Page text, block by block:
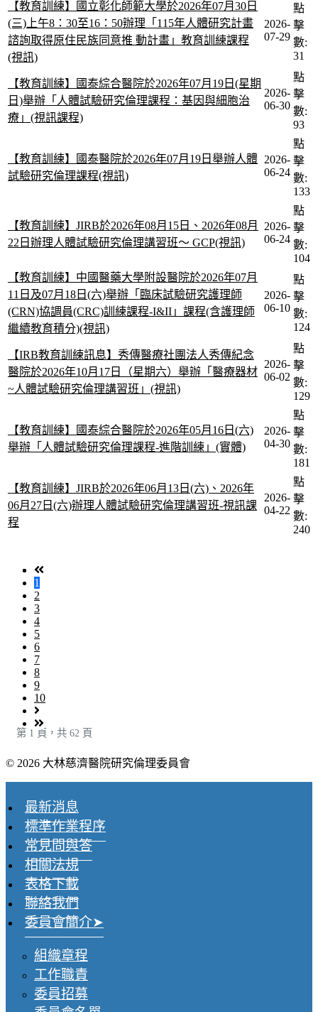
【教育訓練】國立彰化師範大學於2026年07月30日
(三)上午8：30至16：50辦理「115年人體研究計畫
諮詢取得原住民族同意推 動計畫」教育訓練課程
(視訊)
2026-
07-29
點
擊
數:
31
【教育訓練】國泰綜合醫院於2026年07月19日(星期
日)舉辦「人體試驗研究倫理課程：基因與細胞治
療」(視訊課程)
2026-
06-30
點
擊
數:
93
【教育訓練】國泰醫院於2026年07月19日舉辦人體
試驗研究倫理課程(視訊)
2026-
06-24
點
擊
數:
133
【教育訓練】JIRB於2026年08月15日、2026年08月
22日辦理人體試驗研究倫理講習班〜 GCP(視訊)
2026-
06-24
點
擊
數:
104
【教育訓練】中國醫藥大學附設醫院於2026年07月
11日及07月18日(六)舉辦「臨床試驗研究護理師
(CRN)協調員(CRC)訓練課程-I&II」課程(含護理師
繼續教育積分)(視訊)
2026-
06-10
點
擊
數:
124
【IRB教育訓練訊息】秀傳醫療社團法人秀傳紀念
醫院於2026年10月17日（星期六）舉辦「醫療器材
~人體試驗研究倫理講習班」(視訊)
2026-
06-02
點
擊
數:
129
【教育訓練】國泰綜合醫院於2026年05月16日(六)
舉辦「人體試驗研究倫理課程-進階訓練」(實體)
2026-
04-30
點
擊
數:
181
【教育訓練】JIRB於2026年06月13日(六)、2026年
06月27日(六)辦理人體試驗研究倫理講習班-視訊課
程
2026-
04-22
點
擊
數:
240
1
2
3
4
5
6
7
8
9
10
第 1 頁，共 62 頁
© 2026 大林慈濟醫院研究倫理委員會
最新消息
標準作業程序
常見問與答
相關法規
表格下載
聯絡我們
委員會簡介
組織章程
工作職責
委員招募